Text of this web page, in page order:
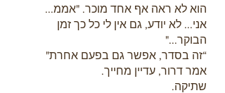
הוא לא ראה אף אחד מוכר. "אממ...
אני... לא יודע, גם אין לי כל כך זמן
הבוקר..."
“זה בסדר, אפשר גם בפעם אחרת"
אמר דרור, עדיין מחייך.
שתיקה.